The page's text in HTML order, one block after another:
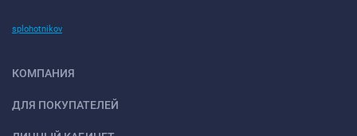
splohotnikov
КОМПАНИЯ
ДЛЯ ПОКУПАТЕЛЕЙ